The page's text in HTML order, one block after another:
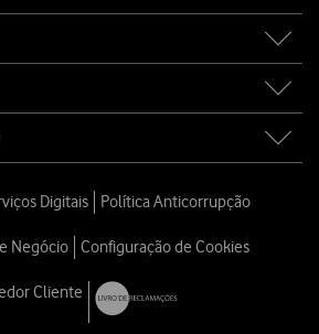
Digitais Política Anticorrupção
Negócio Configuração de Cookies
Cliente